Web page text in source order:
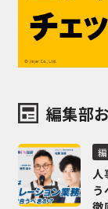
編集部
人
う